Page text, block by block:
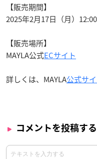
【販売期間】
2025年2月17日（月）
【販売場所】
MAYLA公式ECサイト
詳しくは、MAYLA公式サ
コメントを投稿する